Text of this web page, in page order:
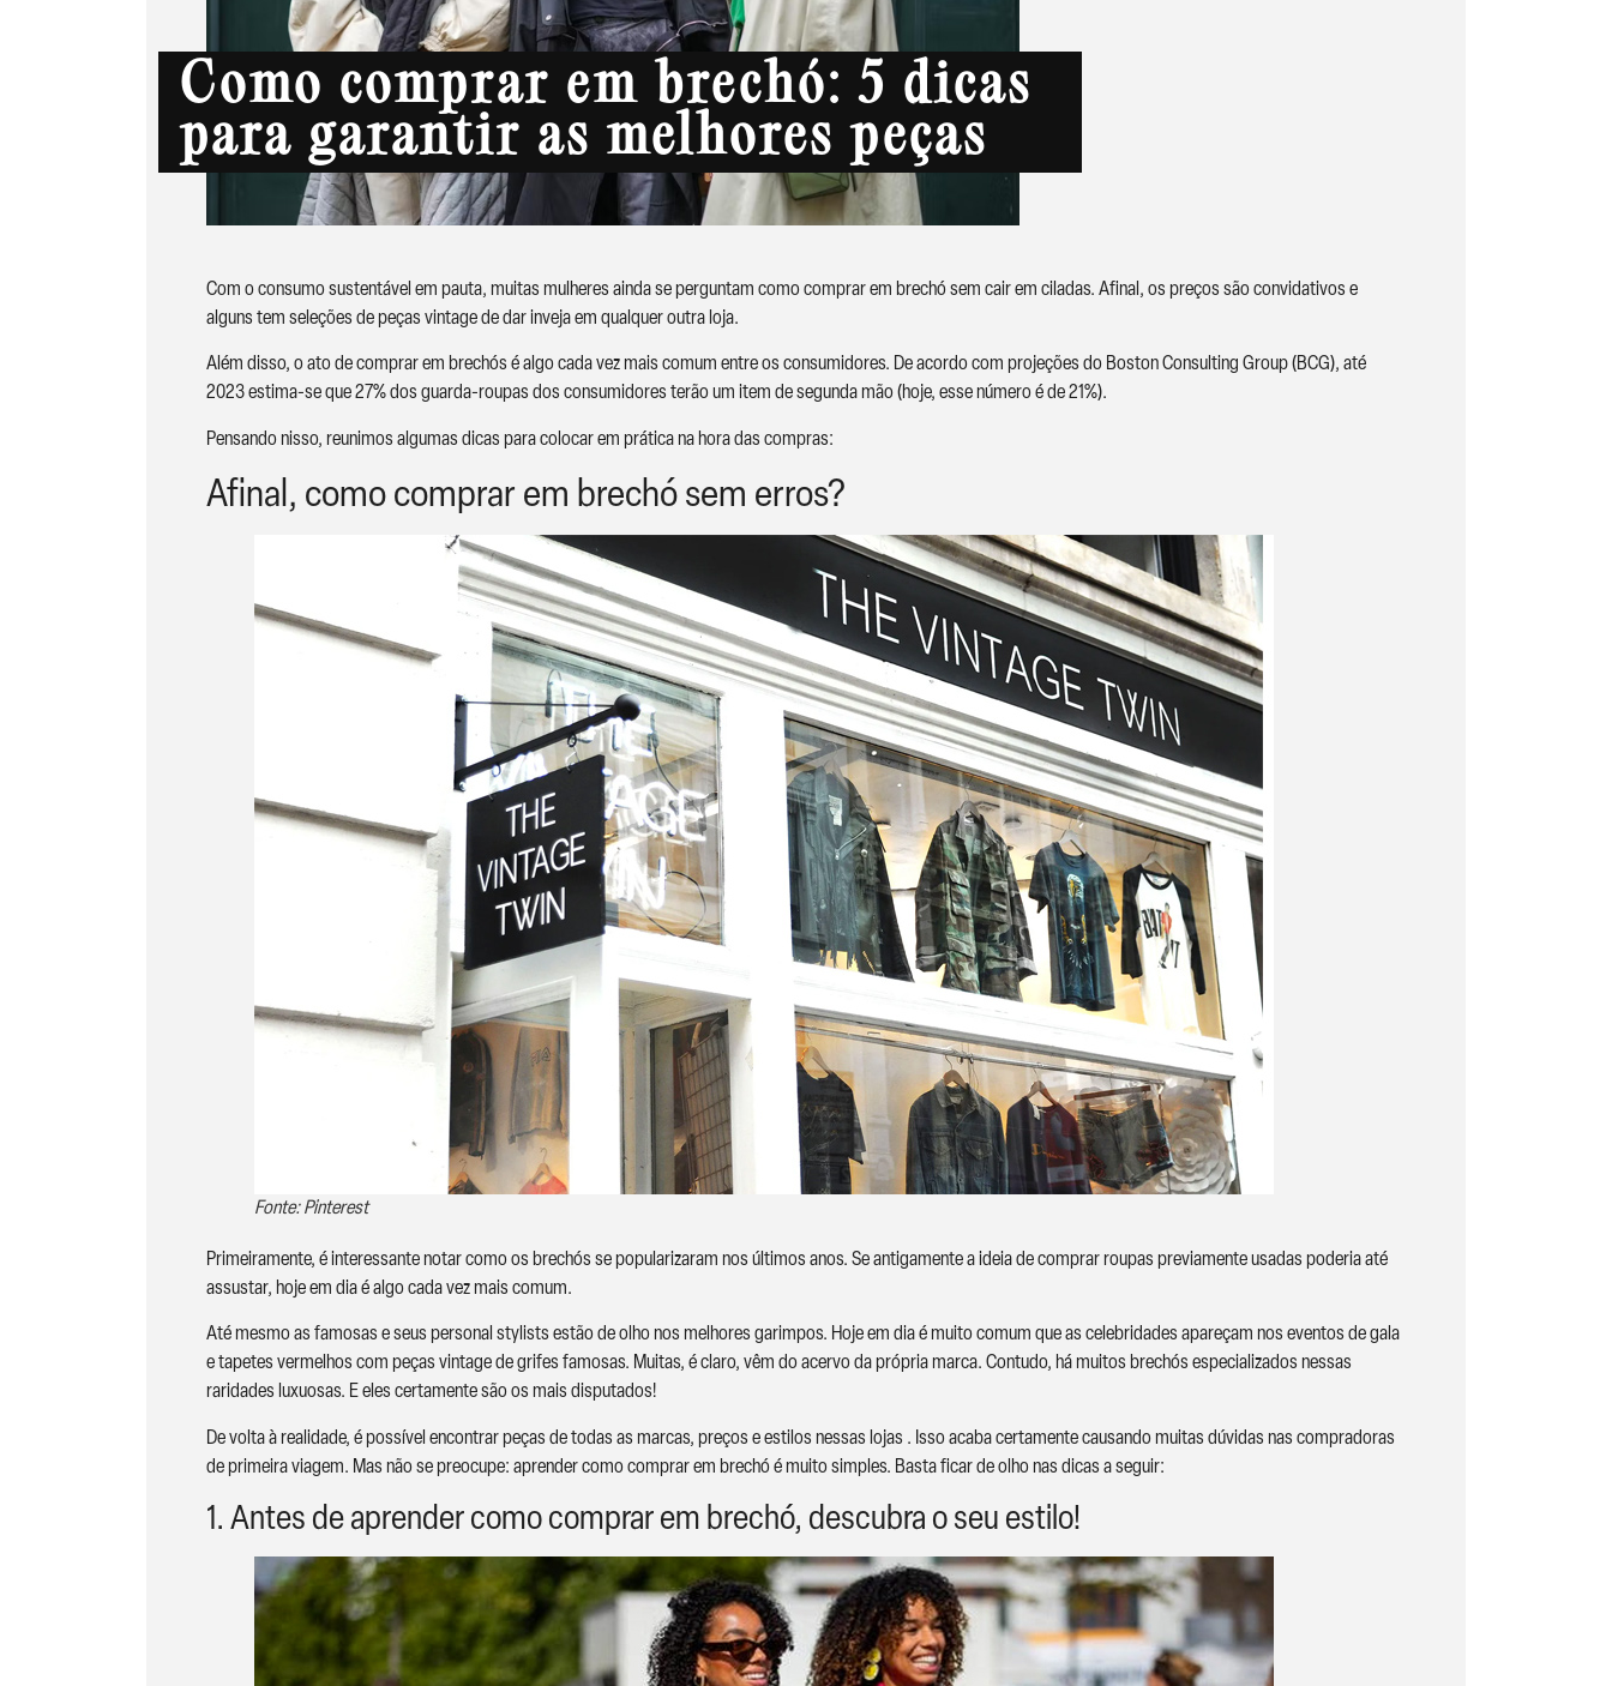
Como comprar em brechó: 5 dicas
para garantir as melhores peças
Com o consumo sustentável em pauta, muitas mulheres ainda se perguntam como comprar em brechó sem cair em ciladas. Afinal, os preços são convidativos e
alguns tem seleções de peças vintage de dar inveja em qualquer outra loja.
Além disso, o ato de comprar em brechós é algo cada vez mais comum entre os consumidores. De acordo com projeções do Boston Consulting Group (BCG), até
2023 estima-se que 27% dos guarda-­roupas dos consumidores terão um item de segunda mão (hoje, esse número é de 21%).
Pensando nisso, reunimos algumas dicas para colocar em prática na hora das compras:
Afinal, como comprar em brechó sem erros?
Fonte: Pinterest
Primeiramente, é interessante notar como os brechós se popularizaram nos últimos anos. Se antigamente a ideia de comprar roupas previamente usadas poderia até
assustar, hoje em dia é algo cada vez mais comum.
Até mesmo as famosas e seus personal stylists estão de olho nos melhores garimpos. Hoje em dia é muito comum que as celebridades apareçam nos eventos de gala
e tapetes vermelhos com peças vintage de grifes famosas. Muitas, é claro, vêm do acervo da própria marca. Contudo, há muitos brechós especializados nessas
raridades luxuosas. E eles certamente são os mais disputados!
De volta à realidade, é possível encontrar peças de todas as marcas, preços e estilos nessas lojas . Isso acaba certamente causando muitas dúvidas nas compradoras
de primeira viagem. Mas não se preocupe: aprender como comprar em brechó é muito simples. Basta ficar de olho nas dicas a seguir:
1. Antes de aprender como comprar em brechó, descubra o seu estilo!